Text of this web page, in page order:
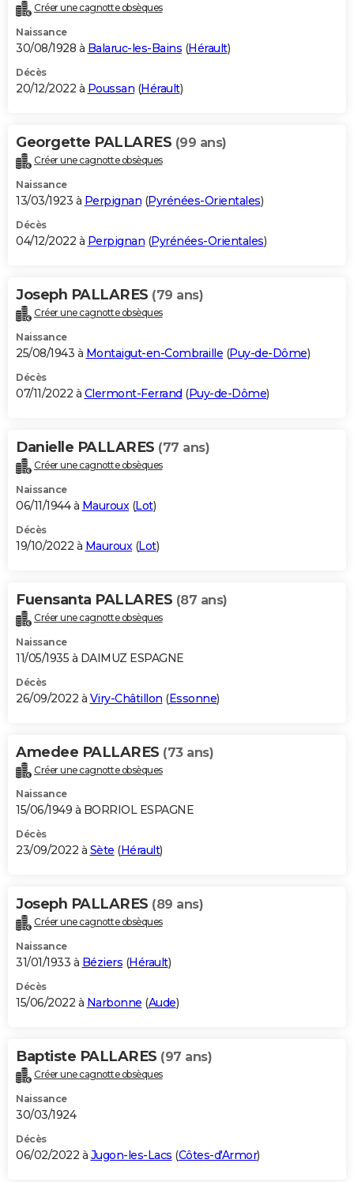
Créer une cagnotte obsèques
Naissance
30/08/1928 à Balaruc-les-Bains (Hérault)
Décès
20/12/2022 à Poussan (Hérault)
Georgette PALLARES (99 ans)
Créer une cagnotte obsèques
Naissance
13/03/1923 à Perpignan (Pyrénées-Orientales)
Décès
04/12/2022 à Perpignan (Pyrénées-Orientales)
Joseph PALLARES (79 ans)
Créer une cagnotte obsèques
Naissance
25/08/1943 à Montaigut-en-Combraille (Puy-de-Dôme)
Décès
07/11/2022 à Clermont-Ferrand (Puy-de-Dôme)
Danielle PALLARES (77 ans)
Créer une cagnotte obsèques
Naissance
06/11/1944 à Mauroux(Lot)
Décès
19/10/2022 à Mauroux(Lot)
Fuensanta PALLARES (87 ans)
Créer une cagnotte obsèques
Naissance
11/05/1935 à DAIMUZ ESPAGNE
Décès
26/09/2022 à Viry-Châtillon (Essonne)
Amedee PALLARES (73 ans)
Créer une cagnotte obsèques
Naissance
15/06/1949 à BORRIOL ESPAGNE
Décès
23/09/2022 à Sète (Hérault)
Joseph PALLARES (89 ans)
Créer une cagnotte obsèques
Naissance
31/01/1933 à Béziers (Hérault)
Décès
15/06/2022 à Narbonne (Aude)
Baptiste PALLARES (97 ans)
Créer une cagnotte obsèques
Naissance
30/03/1924
Décès
06/02/2022 à Jugon-les-Lacs (Côtes-d'Armor)